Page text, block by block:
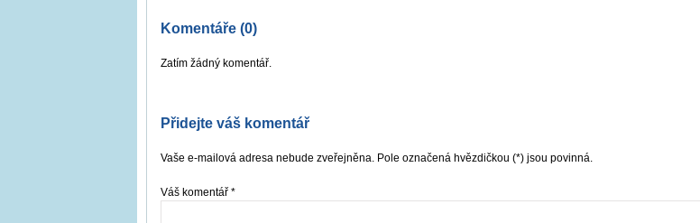
Komentáře (0)
Zatím žádný komentář.
Přidejte váš komentář
Vaše e-mailová adresa nebude zveřejněna. Pole označená hvězdičkou (*) jsou povinná.
Váš komentář *